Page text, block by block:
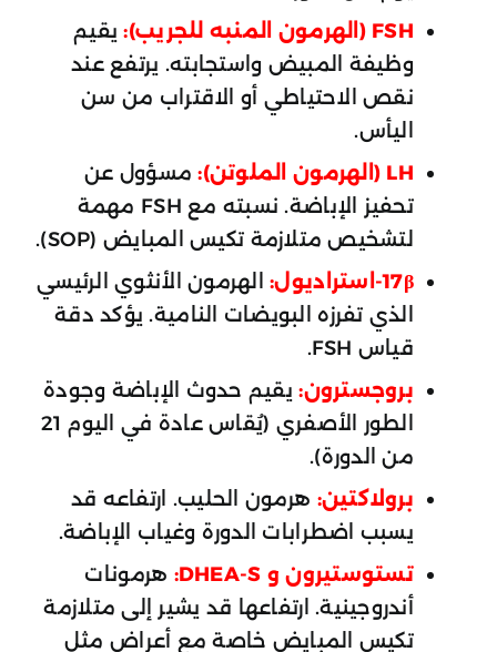
FSH (الهرمون المنبه للجريب):
يقيم
وظيفة المبيض واستجابته. يرتفع عند
نقص الاحتياطي أو الاقتراب من سن
اليأس.
LH (الهرمون الملوتن):
مسؤول عن
تحفيز الإباضة. نسبته مع FSH مهمة
لتشخيص متلازمة تكيس المبايض (SOP).
17β-استراديول:
الهرمون الأنثوي الرئيسي
الذي تفرزه البويضات النامية. يؤكد دقة
قياس FSH.
بروجسترون:يقيم حدوث الإباضة وجودة
الطور الأصفري (يُقاس عادة في اليوم 21
من الدورة).
برولاكتين: هرمون الحليب. ارتفاعه قد
يسبب اضطرابات الدورة وغياب الإباضة.
تستوستيرون و DHEA-S:
هرمونات
أندروجينية. ارتفاعها قد يشير إلى متلازمة
تكيس المبايض خاصة مع أعراض مثل